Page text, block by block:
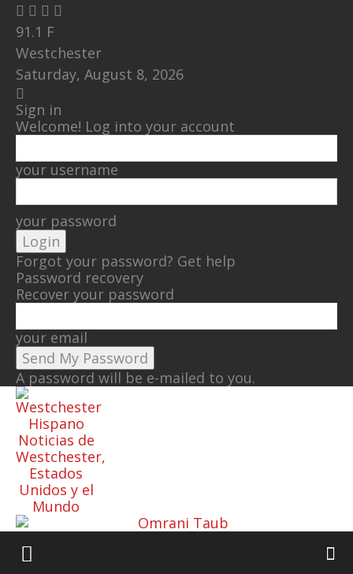
91.1 F
Westchester
Saturday, August 8, 2026
Sign in
Welcome! Log into your account
your username
your password
Forgot your password? Get help
Password recovery
Recover your password
your email
A password will be e-mailed to you.
Noticias de
Westchester,
Estados
Unidos y el
Mundo